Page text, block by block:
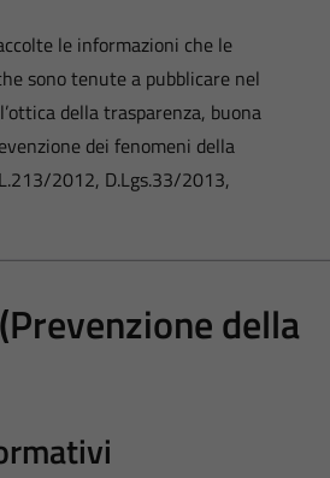
le informazioni che le
sono tenute a pubblicare nel
della trasparenza, buona
dei fenomeni della
2012, D.Lgs.33/2013,
della